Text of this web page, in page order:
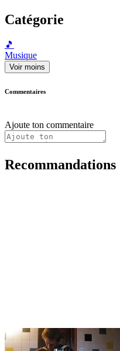
Catégorie
🎵
Musique
Voir moins
Commentaires
Ajoute ton commentaire
Recommandations